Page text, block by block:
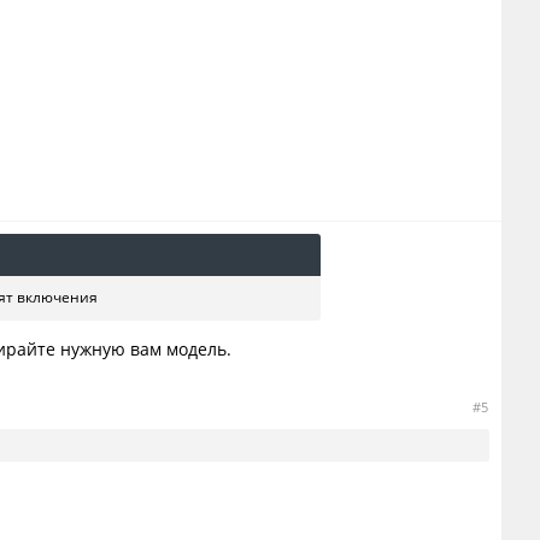
включения
нужную вам модель.
#5